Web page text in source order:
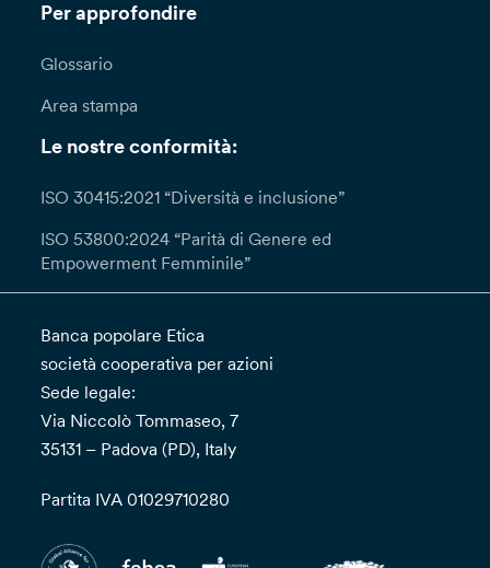
Per approfondire
Glossario
Area stampa
Le nostre conformità:
ISO 30415:2021 “Diversità e inclusione”
ISO 53800:2024 “Parità di Genere ed
Empowerment Femminile”
Banca popolare Etica
società cooperativa per azioni
Sede legale:
Via Niccolò Tommaseo, 7
35131 – Padova (PD), Italy
Partita IVA 01029710280